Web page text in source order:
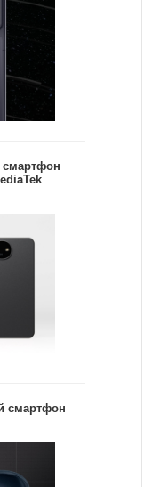
смартфон
смартфон